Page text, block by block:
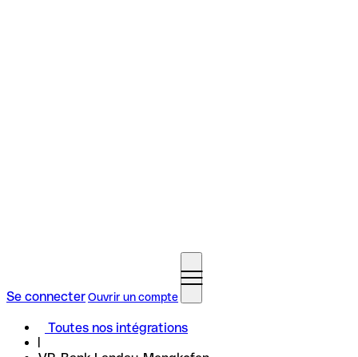
Se connecterOuvrir un compte
Toutes nos intégrations